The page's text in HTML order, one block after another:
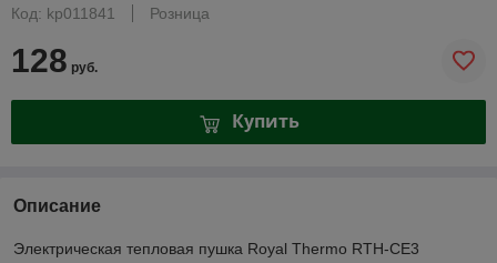
Код: kp011841
Розница
128 руб.
Купить
Описание
Электрическая тепловая пушка Royal Thermo RTH-CE3